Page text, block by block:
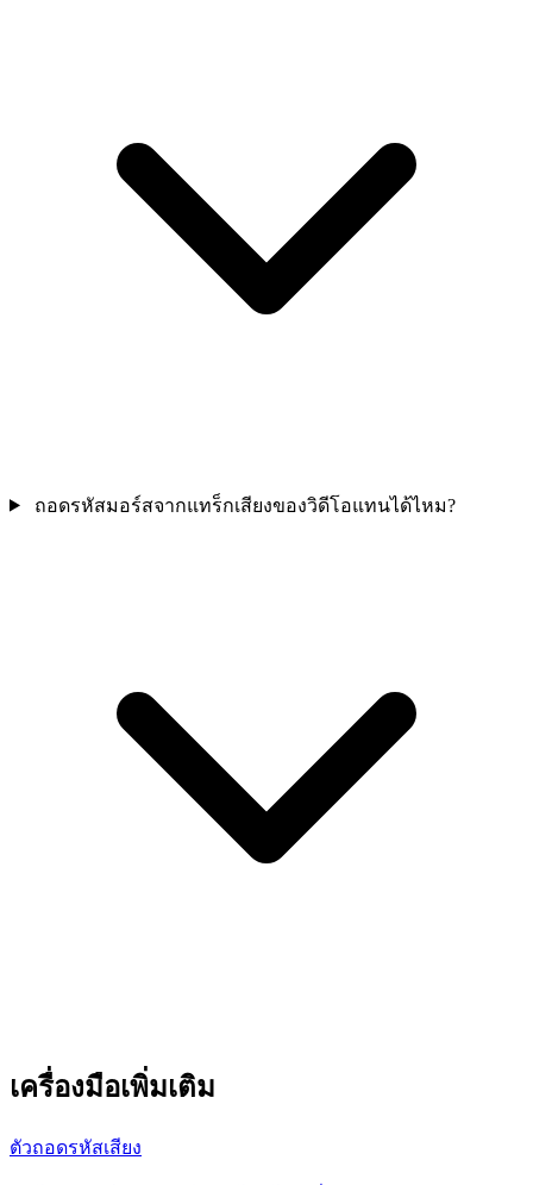
ถอดรหัสมอร์สจากแทร็กเสียงของวิดีโอแทนได้ไหม?
เครื่องมือเพิ่มเติม
ตัวถอดรหัสเสียง